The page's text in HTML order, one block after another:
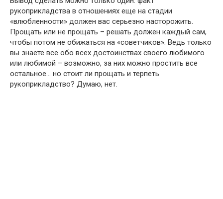
рукоприкладства в отношениях еще на стадии
«влюбленности» должен вас серьезно насторожить.
Прощать или не прощать – решать должен каждый сам,
чтобы потом не обижаться на «советчиков». Ведь только
вы знаете все обо всех достоинствах своего любимого
или любимой – возможно, за них можно простить все
остальное… но стоит ли прощать и терпеть
рукоприкладство? Думаю, нет.